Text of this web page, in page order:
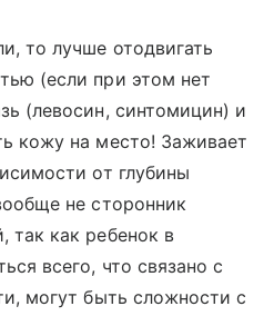
то лучше отодвигать
(если при этом нет
(левосин, синтомицин) и
кожу на место! Заживает
от глубины
не сторонник
так как ребенок в
всего, что связано с
могут быть сложности с